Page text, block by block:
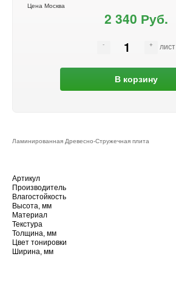
Цена Москва
2 340 Руб.
лист
В корзину
Ламинированная Древесно-Стружечная плита
Артикул
Производитель
Влагостойкость
Высота, мм
Материал
Текстура
Толщина, мм
Цвет тонировки
Ширина, мм